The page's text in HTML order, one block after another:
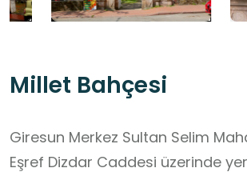
Millet Bahçesi
Giresun Merkez Sultan Selim
Eşref Dizdar Caddesi üzerinde